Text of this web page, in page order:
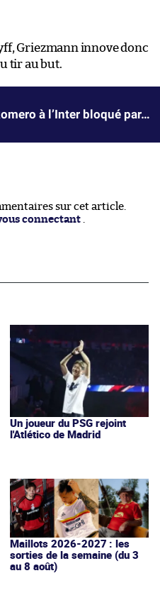
Griezmann innove donc
tir au but.
à l’Inter bloqué par…
sur cet article.
connectant
Un joueur du PSG rejoint
l'Atlético de Madrid
Maillots 2026-2027 : les
sorties de la semaine (du 3
au 8 août)